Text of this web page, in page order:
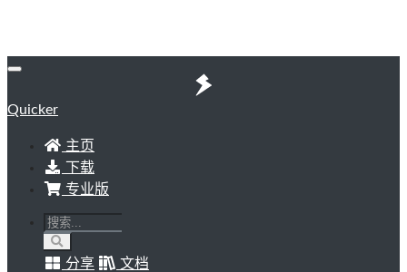
Quicker
主页
下载
专业版
分享
文档